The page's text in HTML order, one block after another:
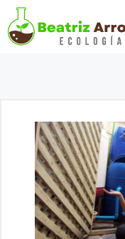
Saltar
al
contenido